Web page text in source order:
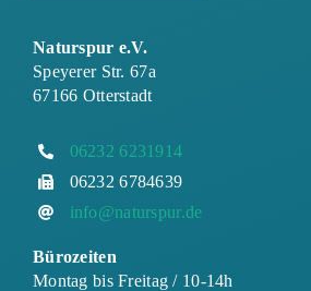
Naturspur e.V.
Speyerer Str. 67a
67166 Otterstadt
06232 6231914
06232 6784639
info@naturspur.de
Bürozeiten
Montag bis Freitag / 10-14h